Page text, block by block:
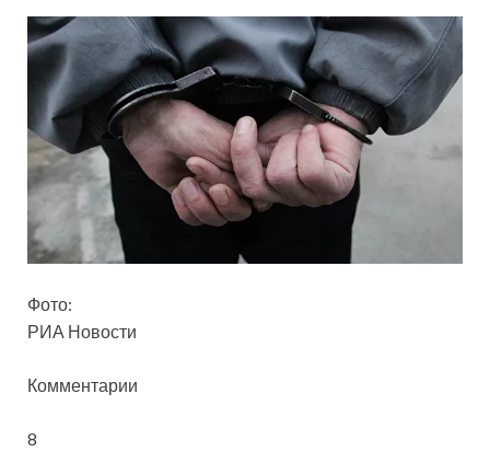
Фото:
РИА Новости
Комментарии
8